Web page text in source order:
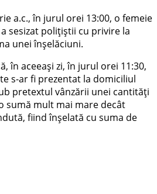
a.c., în jurul orei 13:00, o femeie
sesizat polițiștii cu privire la
unei înșelăciuni.
în aceeași zi, în jurul orei 11:30,
s-ar fi prezentat la domiciliul
pretextul vânzării unei cantități
sumă mult mai mare decât
fiind înșelată cu suma de